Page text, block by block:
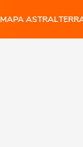
MAPA ASTRAL